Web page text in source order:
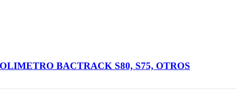
BACTRACK S80, S75, OTROS